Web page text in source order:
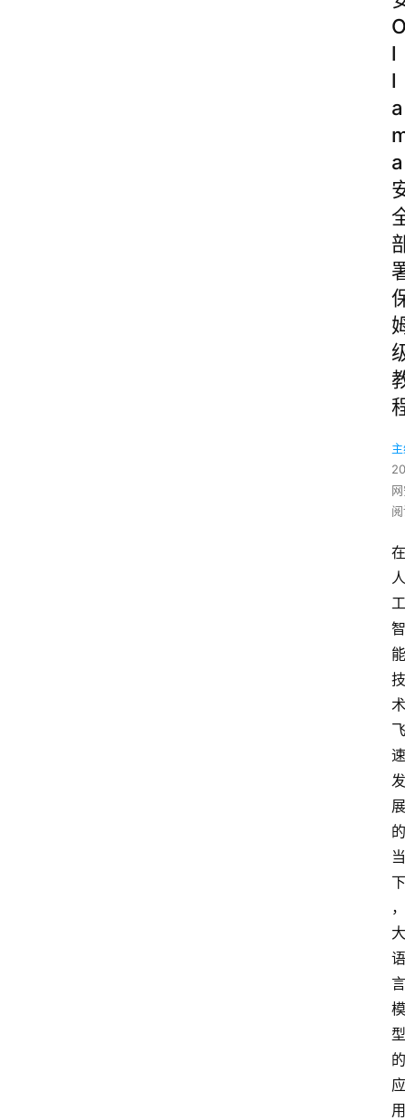
l
l
a
a
在
人
工
智
能
技
术
飞
速
发
展
的
当
下
，
大
语
言
模
型
的
应
用